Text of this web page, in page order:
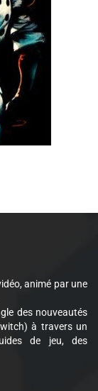
animé par une
des nouveautés
à travers un
de jeu, des